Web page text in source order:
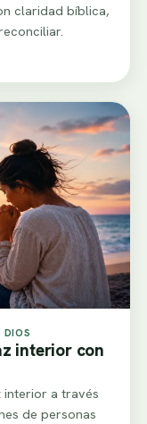
claridad bíblica,
DIOS
interior con
interior a través
de personas